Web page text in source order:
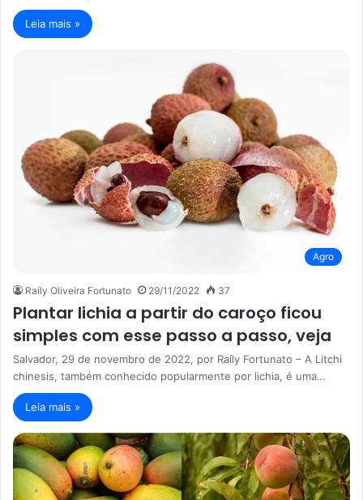
Leia mais »
Agro
Raíly Oliveira Fortunato 29/11/2022 37
Plantar lichia a partir do caroço ficou
simples com esse passo a passo, veja
Salvador, 29 de novembro de 2022, por Raíly Fortunato – A Litchi
chinesis, também conhecido popularmente por lichia, é uma…
Leia mais »